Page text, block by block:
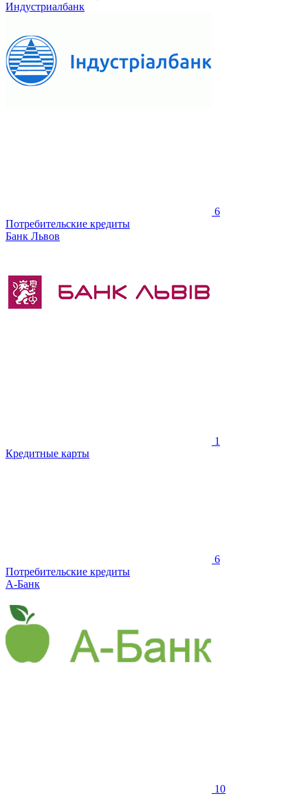
Индустриалбанк
6
Потребительские кредиты
Банк Львов
1
Кредитные карты
6
Потребительские кредиты
А-Банк
10